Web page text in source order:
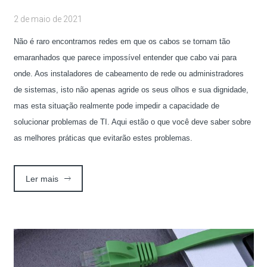
2 de maio de 2021
Não é raro encontramos redes em que os cabos se tornam tão
emaranhados que parece impossível entender que cabo vai para
onde. Aos instaladores de cabeamento de rede ou administradores
de sistemas, isto não apenas agride os seus olhos e sua dignidade,
mas esta situação realmente pode impedir a capacidade de
solucionar problemas de TI. Aqui estão o que você deve saber sobre
as melhores práticas que evitarão estes problemas.
Ler mais